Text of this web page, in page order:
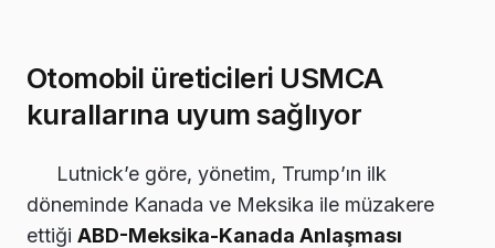
Otomobil üreticileri USMCA
kurallarına uyum sağlıyor
Lutnick’e göre, yönetim, Trump’ın ilk
döneminde Kanada ve Meksika ile müzakere
ettiği ABD-Meksika-Kanada Anlaşması